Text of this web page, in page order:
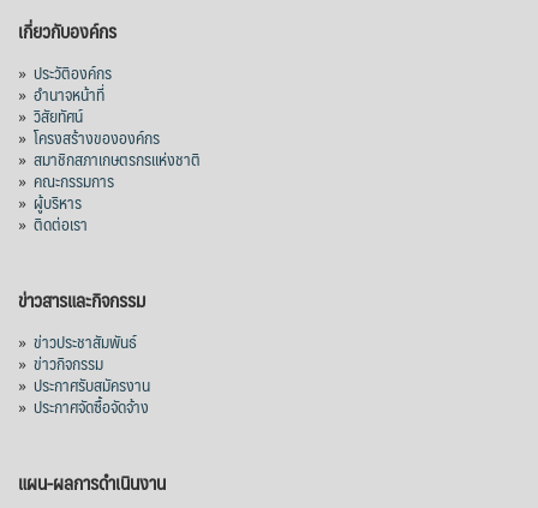
เกี่ยวกับองค์กร
» ประวัติองค์กร
» อำนาจหน้าที่
» วิสัยทัศน์
» โครงสร้างขององค์กร
» สมาชิกสภาเกษตรกรแห่งชาติ
» คณะกรรมการ
» ผู้บริหาร
» ติดต่อเรา
ข่าวสารและกิจกรรม
» ข่าวประชาสัมพันธ์
» ข่าวกิจกรรม
» ประกาศรับสมัครงาน
» ประกาศจัดซื้อจัดจ้าง
แผน-ผลการดำเนินงาน